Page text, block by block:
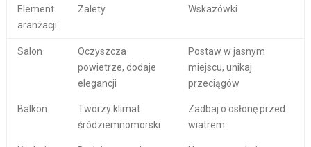
Element
aranżacji
Zalety Wskazówki
Salon
Oczyszcza
powietrze, dodaje
elegancji
Postaw w jasnym
miejscu, unikaj
przeciągów
Balkon
Tworzy klimat
śródziemnomorski
Zadbaj o osłonę przed
wiatrem